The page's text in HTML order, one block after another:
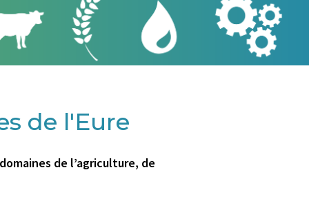
de l'Eure
de l’agriculture, de